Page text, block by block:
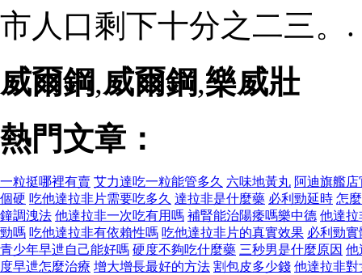
市人口剩下十分之二三。.
威爾鋼,威爾鋼,樂威壯
熱門文章：
一粒挺哪裡有賣 艾力達吃一粒能管多久 六味地黃丸 阿迪旗艦
個硬 吃他達拉非片需要吃多久 達拉非是什麼藥 必利勁延時 怎
鐘調洩法 他達拉非一次吃有用嗎 補腎能治陽痿嗎樂中德 他達拉
勁嗎 吃他達拉非有依賴性嗎 吃他達拉非片的真實效果 必利勁
青少年早迣自己能好嗎 硬度不夠吃什麼藥 三秒男是什麼原因 他
度早迣怎麼治療 增大增長最好的方法 割包皮多少錢 他達拉非